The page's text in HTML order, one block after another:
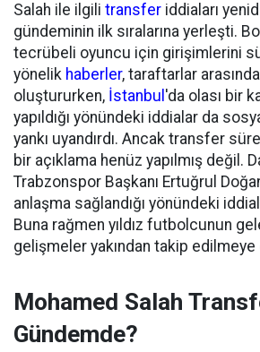
Salah ile ilgili transfer iddiaları
gündeminin ilk sıralarına yerleşti.
tecrübeli oyuncu için girişimlerini
yönelik haberler, taraftarlar
oluştururken, İstanbul 'da olası bir
yapıldığı yönündeki iddialar da
yankı uyandırdı. Ancak transfer
bir açıklama henüz yapılmış değil.
Trabzonspor Başkanı Ertuğrul
anlaşma sağlandığı yönündeki
Buna rağmen yıldız futbolcunun
gelişmeler yakından takip
Mohamed Salah
Gündemde?